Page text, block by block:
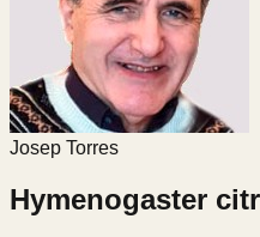
Josep Torres
Hymenogaster